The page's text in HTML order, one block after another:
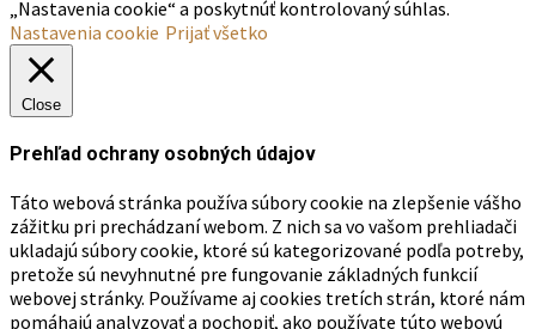
„Nastavenia cookie“ a poskytnúť kontrolovaný súhlas.
Nastavenia cookie Prijať všetko
Close
Prehľad ochrany osobných údajov
Táto webová stránka používa súbory cookie na zlepšenie vášho
zážitku pri prechádzaní webom. Z nich sa vo vašom prehliadači
ukladajú súbory cookie, ktoré sú kategorizované podľa potreby,
pretože sú nevyhnutné pre fungovanie základných funkcií
webovej stránky. Používame aj cookies tretích strán, ktoré nám
pomáhajú analyzovať a pochopiť, ako používate túto webovú